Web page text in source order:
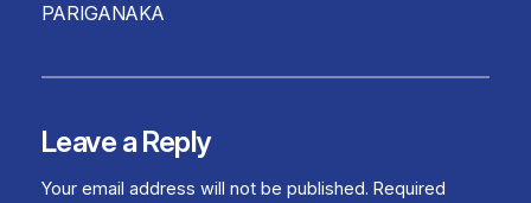
PARIGANAKA
Leave a Reply
Your email address will not be published. Required